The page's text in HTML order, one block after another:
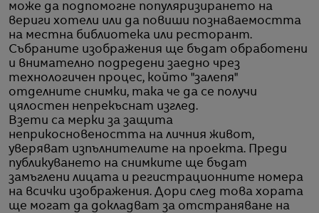
може да подпомогне популяризирането на
вериги хотели или да повиши познаваемостта
на местна библиотека или ресторант.
Събраните изображения ще бъдат обработени
и внимателно подредени заедно чрез
технологичен процес, който "залепя"
отделните снимки, така че да се получи
цялостен непрекъснат изглед.
Взети са мерки за защита
неприкосновеността на личния живот,
уверяват изпълнителите на проекта. Преди
публикуването на снимките ще бъдат
замъглени лицата и регистрационните номера
на всички изображения. Дори след това хората
ще могат да докладват за отстраняване на